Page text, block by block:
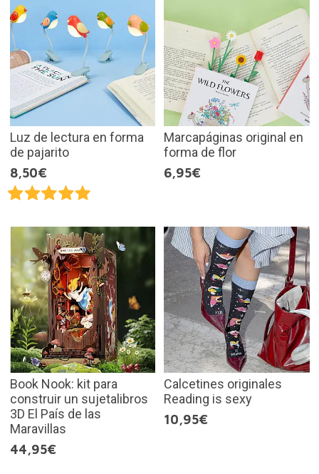
Luz de lectura en forma
de pajarito
8,50€
Marcapáginas original en
forma de flor
6,95€
Book Nook: kit para
construir un sujetalibros
3D El País de las
Maravillas
44,95€
Calcetines originales
Reading is sexy
10,95€